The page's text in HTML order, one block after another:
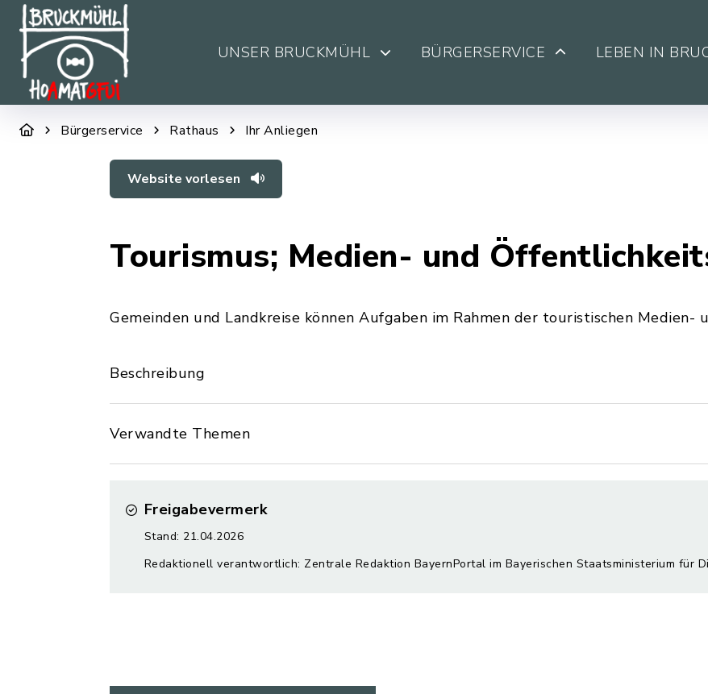
UNSER BRUCKMÜHL BÜRGERSERVICE LEBEN IN
Bürgerservice Rathaus Ihr Anliegen
Website vorlesen
Tourismus; Medien- und
Gemeinden und Landkreise können Aufgaben im Rahmen der touristischen
Beschreibung
Verwandte Themen
Freigabevermerk
Stand: 21.04.2026
Redaktionell verantwortlich: Zentrale Redaktion BayernPortal im Bayerischen Staatsministerium für